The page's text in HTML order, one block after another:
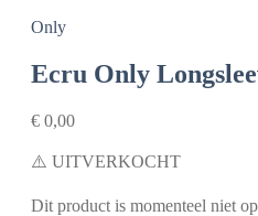
Only
Ecru Only
€ 0,00
⚠️ UITVERKOCHT
Dit product is momenteel niet